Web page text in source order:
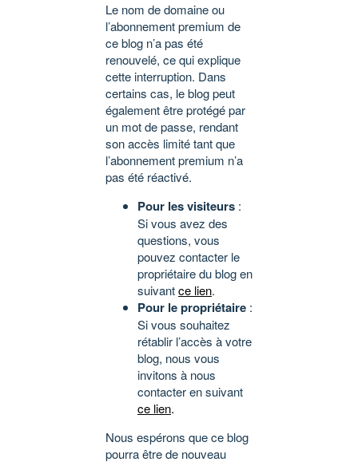
Le nom de domaine ou
l’abonnement premium de
ce blog n’a pas été
renouvelé, ce qui explique
cette interruption. Dans
certains cas, le blog peut
également être protégé par
un mot de passe, rendant
son accès limité tant que
l’abonnement premium n’a
pas été réactivé.
Pour les visiteurs :
Si vous avez des
questions, vous
pouvez contacter le
propriétaire du blog en
suivantce lien.
Pour le propriétaire :
Si vous souhaitez
rétablir l’accès à votre
blog, nous vous
invitons à nous
contacter en suivant
ce lien.
Nous espérons que ce blog
pourra être de nouveau